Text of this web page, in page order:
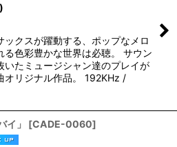
ックスが躍動する、ポップなメロ
る色彩豊かな世界は必聴。 サウン
いたミュージシャン達のプレイが
オリジナル作品。 192KHz /
イ」 [CADE-0060]